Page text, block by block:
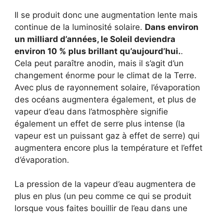
Il se produit donc une augmentation lente mais
continue de la luminosité solaire. Dans environ
un milliard d’années, le Soleil deviendra
environ 10 % plus brillant qu’aujourd’hui..
Cela peut paraître anodin, mais il s’agit d’un
changement énorme pour le climat de la Terre.
Avec plus de rayonnement solaire, l’évaporation
des océans augmentera également, et plus de
vapeur d’eau dans l’atmosphère signifie
également un effet de serre plus intense (la
vapeur est un puissant gaz à effet de serre) qui
augmentera encore plus la température et l’effet
d’évaporation.
La pression de la vapeur d’eau augmentera de
plus en plus (un peu comme ce qui se produit
lorsque vous faites bouillir de l’eau dans une